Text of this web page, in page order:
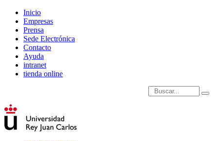
Inicio
Empresas
Prensa
Sede Electrónica
Contacto
Ayuda
intranet
tienda online
Introduce términos de